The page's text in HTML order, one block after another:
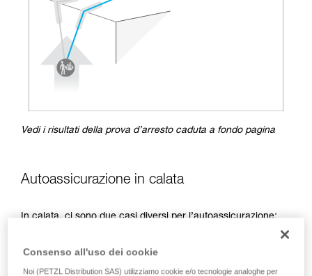
Vedi i risultati della prova d’arresto caduta a fondo pagina
Autoassicurazione in calata
In calata, ci sono due casi diversi per l’autoassicurazione:
Consenso all'uso dei cookie
Noi (PETZL Distribution SAS) utilizziamo cookie e/o tecnologie analoghe per